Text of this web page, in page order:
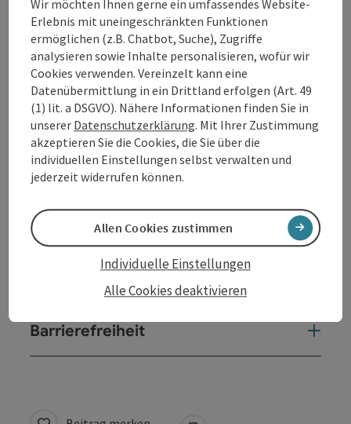
und Oktober ...
Beschreibung vollständig anzeigen
Kontakt
Öffnungszeiten
Anreise/Lage
Barrierefreiheit
Wir möchten Ihnen gerne ein umfassendes Website-
Erlebnis mit uneingeschränkten Funktionen
ermöglichen (z.B. Chatbot, Suche), Zugriffe
analysieren sowie Inhalte personalisieren, wofür wir
Cookies verwenden. Vereinzelt kann eine
Datenübermittlung in ein Drittland erfolgen (Art. 49
(1) lit. a DSGVO). Nähere Informationen finden Sie in
unserer Datenschutzerklärung. Mit Ihrer Zustimmung
akzeptieren Sie die Cookies, die Sie über die
individuellen Einstellungen selbst verwalten und
jederzeit widerrufen können.
Alle Cookies deaktivieren
Individuelle Einstellungen
Allen Cookies zustimmen